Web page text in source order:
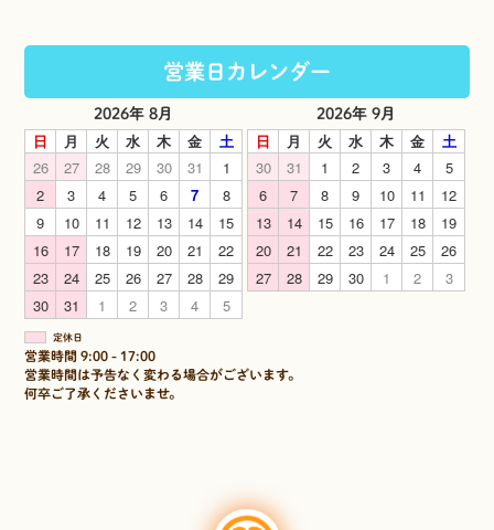
営業日カレンダー
2026年 8月
日 月 火 水 木 金
土
26
27 28 29 30 31
1
2
3 4 5 6 7
8
9
10 11 12 13 14
15
16
17 18 19 20 21
22
23
24 25 26 27 28
29
30
31 1 2 3 4 5
2026年 9月
日 月 火 水 木 金
土
30
31 1 2 3 4
5
6
7 8 9 10 11
12
13
14 15 16 17 18
19
20
21 22 23 24 25
26
27
28 29 30 1 2 3
定休日
営業時間 9:00 - 17:00
営業時間は予告なく変わる場合がございます。
何卒ご了承くださいませ。